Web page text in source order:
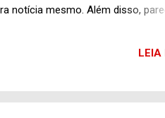
notícia mesmo. Além disso,
acidentes automobilísticos
o público. Se dá audiência, a
quatro matérias pesadas
LEIA